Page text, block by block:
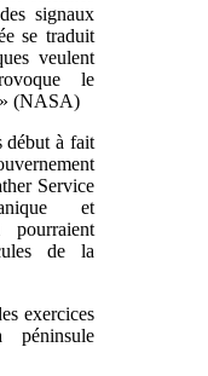
signaux
se traduit
veulent
le
» (NASA)
début à fait
Service
et
de la
exercices
péninsule